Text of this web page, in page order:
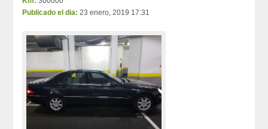
Publicado el dia: 23 enero, 2019 17:31